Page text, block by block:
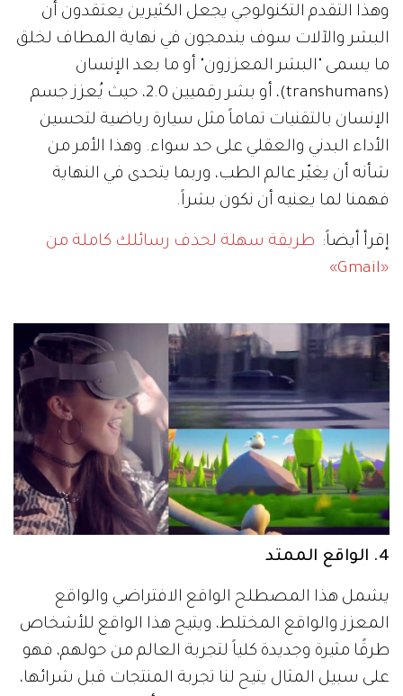
وهذا التقدم التكنولوجي يجعل الكثيرين يعتقدون أن
البشر والآلات سوف يندمجون في نهاية المطاف لخلق
ما يسمى "البشر المعززون" أو ما بعد الإنسان
(transhumans)، أو بشر رقميين 2.0، حيث يُعزز جسم
الإنسان بالتقنيات تماماً مثل سيارة رياضية لتحسين
الأداء البدني والعقلي على حد سواء. وهذا الأمر من
شأنه أن يغيّر عالم الطب، وربما يتحدى في النهاية
فهمنا لما يعنيه أن نكون بشراً.
إقرأ أيضاً: طريقة سهلة لحذف رسائلك كاملة من
«Gmail»
4. الواقع الممتد
يشمل هذا المصطلح الواقع الافتراضي والواقع
المعزز والواقع المختلط، ويتيح هذا الواقع للأشخاص
طرقًا مثيرة وجديدة كلياً لتجربة العالم من حولهم، فهو
على سبيل المثال يتيح لنا تجربة المنتجات قبل شرائها،